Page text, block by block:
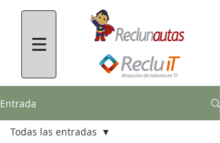
Entrada
Todas las entradas